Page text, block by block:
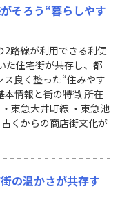
そろう“暮らしやす
路線が利用できる利便
た住宅街が共存し、都
良く整った“住みやす
情報と街の特徴 所在
東急大井町線 ・東急池
くからの商店街文化が
の温かさが共存す